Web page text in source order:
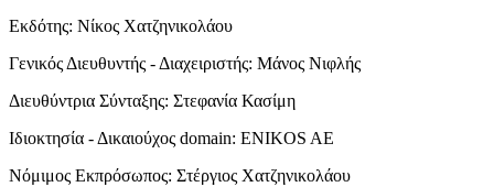
Εκδότης: Νίκος Χατζηνικολάου
Γενικός Διευθυντής - Διαχειριστής: Μάνος Νιφλής
Διευθύντρια Σύνταξης: Στεφανία Κασίμη
Ιδιοκτησία - Δικαιούχος domain: ENIKOS AE
Νόμιμος Εκπρόσωπος: Στέργιος Χατζηνικολάου